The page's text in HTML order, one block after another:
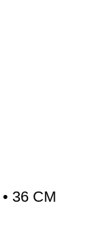
36 CM